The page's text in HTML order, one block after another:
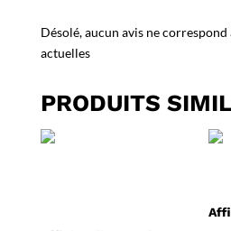
Désolé, aucun avis ne correspond
actuelles
PRODUITS